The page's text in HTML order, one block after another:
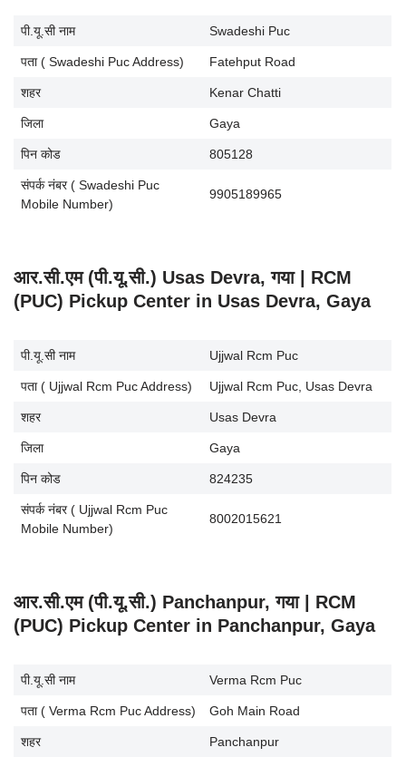
पी.यू.सी नाम Swadeshi Puc
पता ( Swadeshi Puc Address) Fatehput Road
शहर Kenar Chatti
जिला Gaya
पिन कोड 805128
संपर्क नंबर ( Swadeshi Puc
Mobile Number)
9905189965
आर.सी.एम (पी.यू.सी.) Usas Devra, गया | RCM
(PUC) Pickup Center in Usas Devra, Gaya
पी.यू.सी नाम Ujjwal Rcm Puc
पता ( Ujjwal Rcm Puc Address) Ujjwal Rcm Puc, Usas Devra
शहर Usas Devra
जिला Gaya
पिन कोड 824235
संपर्क नंबर ( Ujjwal Rcm Puc
Mobile Number)
8002015621
आर.सी.एम (पी.यू.सी.) Panchanpur, गया | RCM
(PUC) Pickup Center in Panchanpur, Gaya
पी.यू.सी नाम Verma Rcm Puc
पता ( Verma Rcm Puc Address) Goh Main Road
शहर Panchanpur